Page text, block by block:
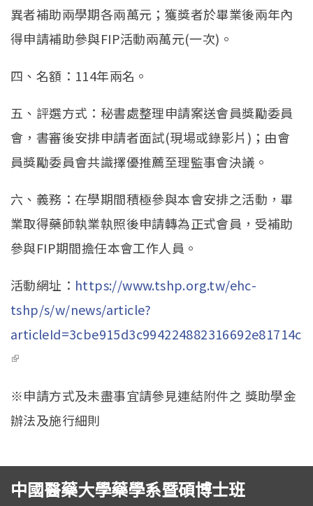
異者補助兩學期各兩萬元；獲獎者於畢業後兩年內
得申請補助參與FIP活動兩萬元(一次)。
四、名額：114年兩名。
五、評選方式：秘書處整理申請案送會員獎勵委員
會，書審後安排申請者面試(現場或錄影片)；由會
員獎勵委員會共識擇優推薦至理監事會決議。
六、義務：在學期間積極參與本會安排之活動，畢
業取得藥師執業執照後申請轉為正式會員，受補助
參與FIP期間擔任本會工作人員。
活動網址： https://www.tshp.org.tw/ehc-
tshp/s/w/news/article?
articleId=3cbe915d3c994224882316692e81714c
(link is external)
※申請方式及未盡事宜請參見連結附件之 獎助學金
辦法及施行細則
中國醫藥大學藥學系暨碩博士班